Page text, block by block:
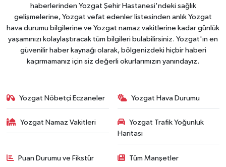
haberlerinden Yozgat Şehir Hastanesi'ndeki sağlık
gelişmelerine, Yozgat vefat edenler listesinden anlık Yozgat
hava durumu bilgilerine ve Yozgat namaz vakitlerine kadar günlük
yaşamınızı kolaylaştıracak tüm bilgileri bulabilirsiniz. Yozgat'ın en
güvenilir haber kaynağı olarak, bölgenizdeki hiçbir haberi
kaçırmamanız için siz değerli okurlarımızın yanındayız.
Yozgat Nöbetçi Eczaneler Yozgat Hava Durumu
Yozgat Namaz Vakitleri
Yozgat Trafik Yoğunluk
Haritası
Puan Durumu ve Fikstür Tüm Manşetler